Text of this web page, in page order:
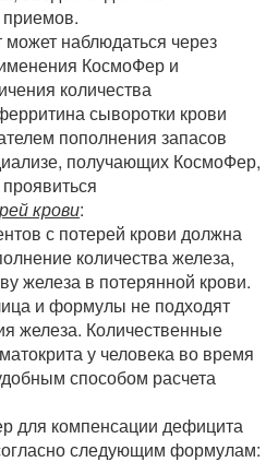
приемов.
наблюдаться через
КосмоФер и
количества
сыворотки крови
пополнения запасов
получающих КосмоФер,
крови:
с потерей крови должна
количества железа,
железа в потерянной крови.
и формулы не подходят
железа. Количественные
у человека во время
способом расчета
для компенсации дефицита
следующим формулам: